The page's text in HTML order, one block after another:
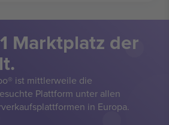
Marktplatz der
ist mittlerweile die
Plattform unter allen
in Europa.